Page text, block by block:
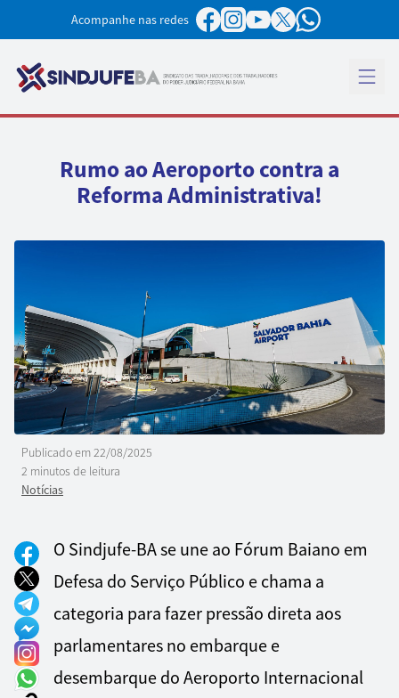
Acompanhe nas redes
Abrir
Rumo ao Aeroporto contra a
Reforma Administrativa!
Publicado em22/08/2025
2 minutos de leitura
Notícias
O Sindjufe-BA se une ao Fórum Baiano em
Defesa do Serviço Público e chama a
categoria para fazer pressão direta aos
parlamentares no embarque e
desembarque do Aeroporto Internacional